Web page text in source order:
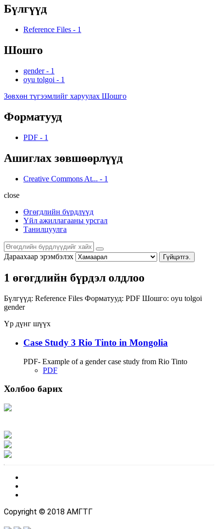
Бүлгүүд
Reference Files - 1
Шошго
gender - 1
oyu tolgoi - 1
Зөвхөн түгээмлийг харуулах Шошго
Форматууд
PDF - 1
Ашиглах зөвшөөрлүүд
Creative Commons At... - 1
close
Өгөгдлийн бүрдлүүд
Үйл ажиллагааны урсгал
Танилцуулга
Дараахаар эрэмбэлэх Гүйцэтгэ.
1 өгөгдлийн бүрдэл олдлоо
Бүлгүүд: Reference Files Форматууд: PDF Шошго: oyu tolgoi
gender
Үр дүнг шүүх
Case Study 3 Rio Tinto in Mongolia
PDF- Example of a gender case study from Rio Tinto
PDF
Холбоо барих
Copyright © 2018 АМГТГ